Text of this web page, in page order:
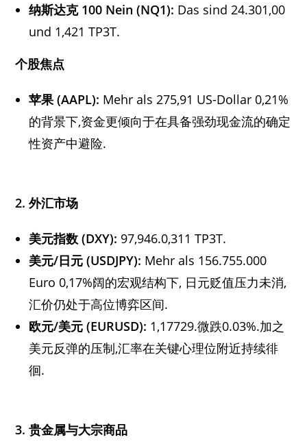
纳斯达克100 Nein (NQ1): Das sind 24.301,00
und 1,421 TP3T.
个股焦点
苹果 (AAPL): Mehr als 275,91 US-Dollar 0,21%
的背景下,资金更倾向于在具备强劲现金流的确定
性资产中避险.
2.外汇市场
美元指数 (DXY): 97,946.0,311 TP3T.
美元/日元 (USDJPY): Mehr als 156.755.000
Euro 0,17%阔的宏观结构下, 日元贬值压力未消,
汇价仍处于高位博弈区间.
欧元/美元 (EURUSD): 1,17729.微跌0.03%.加之
美元反弹的压制,汇率在关键心理位附近持续徘
徊.
3.贵金属与大宗商品